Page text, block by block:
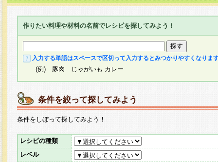
作りたい料理や材料の名前でレシピを探してみよう！
入力する単語はスペースで区切って入力するとみつかりやすくなりま
(例) 豚肉 じゃがいも カレー
条件を絞って探してみよう
条件をしぼって探してみよう！
レシピの種類
レベル